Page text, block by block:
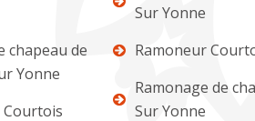
chapeau de
Yonne
Courtois
Sur Yonne
Ramoneur
Ramonage de
Sur Yonne